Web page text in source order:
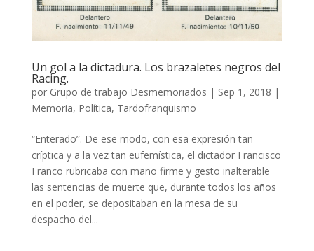
Un gol a la dictadura. Los brazaletes negros del
Racing.
por Grupo de trabajo Desmemoriados | Sep 1, 2018 |
Memoria, Política, Tardofranquismo
“Enterado”. De ese modo, con esa expresión tan
críptica y a la vez tan eufemística, el dictador Francisco
Franco rubricaba con mano firme y gesto inalterable
las sentencias de muerte que, durante todos los años
en el poder, se depositaban en la mesa de su
despacho del...